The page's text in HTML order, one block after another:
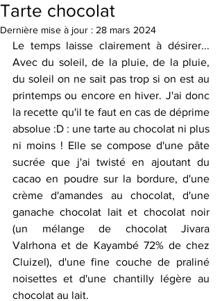
Tarte chocolat
Dernière mise à jour : 28 mars 2024
Le temps laisse clairement à désirer...
Avec du soleil, de la pluie, de la pluie,
du soleil on ne sait pas trop si on est au
printemps ou encore en hiver. J'ai donc
la recette qu'il te faut en cas de déprime
absolue :D : une tarte au chocolat ni plus
ni moins ! Elle se compose d'une pâte
sucrée que j'ai twisté en ajoutant du
cacao en poudre sur la bordure, d'une
crème d'amandes au chocolat, d'une
ganache chocolat lait et chocolat noir
(un mélange de chocolat Jivara
Valrhona et de Kayambé 72% de chez
Cluizel), d'une fine couche de praliné
noisettes et d'une chantilly légère au
chocolat au lait.